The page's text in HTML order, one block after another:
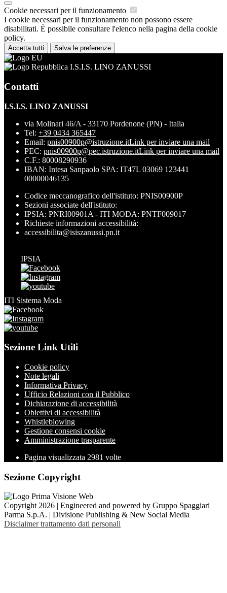
Cookie necessari per il funzionamento
I cookie necessari per il funzionamento non possono essere
disabilitati. È possibile consultare l'elenco nella pagina della cookie
policy.
Accetta tutti Salva le preferenze
I.S.I.S. LINO ZANUSSI
Contatti
I.S.I.S. LINO ZANUSSI
via Molinari 46/A - 33170 Pordenone (PN) - Italia
Tel: +39 0434 365447
Email: pnis00900p@istruzione.itLink per inviare una mail
PEC: pnis00900p@pec.istruzione.itLink per inviare una mail
C.F.: 80008290936
IBAN: Intesa Sanpaolo SPA: IT47L 03069 123441
00000046135
Codice meccanografico dell'istituto: PNIS00900P
Sezioni associate dell'istituto:
IPSIA: PNRI00901A - ITI MODA: PNTF009017
Richieste informazioni accessibilità:
accessibilita@isiszanussi.pn.it
IPSIA
ITI Sistema Moda
Sezione Link Utili
Cookie policy
Note legali
Informativa Privacy
Ufficio Relazioni con il Pubblico
Dichiarazione di accessibilità
Obiettivi di accessibilità
Whistleblowing
Gestione consensi cookie
Amministrazione trasparente
Pagina visualizzata 2981 volte
Sezione Copyright
Copyright 2026 | Engineered and powered by Gruppo Spaggiari
Parma S.p.A. | Divisione Publishing & New Social Media
Disclaimer trattamento dati personali